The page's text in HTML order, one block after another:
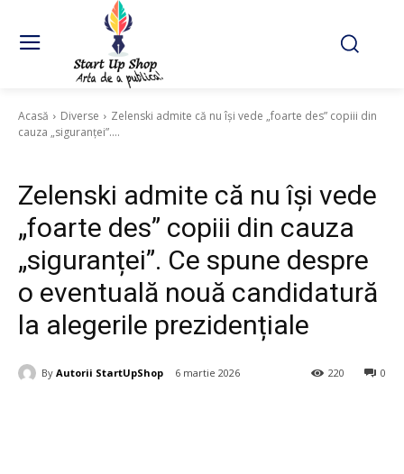
Acasă Diverse
Zelenski admite că nu își vede „foarte des” copiii din
cauza „siguranței”....
Zelenski admite că nu își vede
„foarte des” copiii din cauza
„siguranței”. Ce spune despre
o eventuală nouă candidatură
la alegerile prezidențiale
By Autorii StartUpShop 6 martie 2026 0
220